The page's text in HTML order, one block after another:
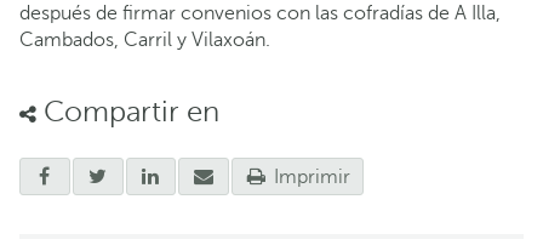
después de firmar convenios con las cofradías de A Illa,
Cambados, Carril y Vilaxoán.
Compartir en
Imprimir